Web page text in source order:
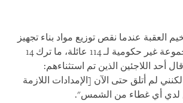
العقبة عندما نقص توزيع مواد بناء تجهيز
المأوى من قبل مجموعة غير حكومية لـ 114 عائلة، ما ترك 14
أحد اللاجئين الذين تم استثناءهم:
لم أتلق حتى الآن [الإمدادات اللازمة
لدي أي غطاء من الشمس".